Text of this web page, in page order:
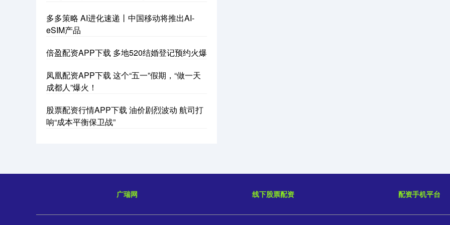
多多策略 AI进化速递丨中国移动将推出AI-
eSIM产品
倍盈配资APP下载 多地520结婚登记预约火爆
凤凰配资APP下载 这个“五一”假期，“做一天
成都人”爆火！
股票配资行情APP下载 油价剧烈波动 航司打
响“成本平衡保卫战”
广瑞网 线下股票配资 配资手机平台